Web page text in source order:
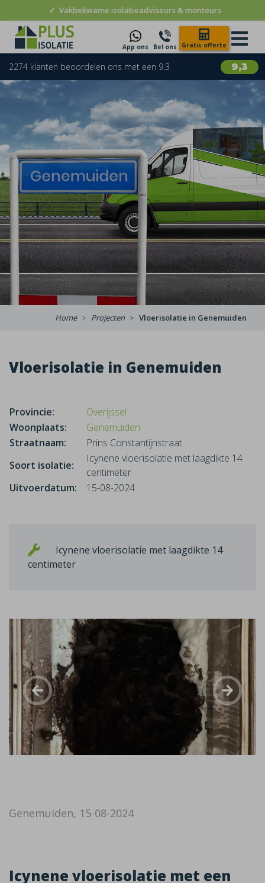
✓ Vakbekwame isolatieadviseurs & monteurs
App ons Bel ons Gratis offerte
9,3
2274 klanten beoordelen ons met een 9.3
Home Projecten Vloerisolatie in Genemuiden
Vloerisolatie in Genemuiden
Provincie:
Overijssel
Woonplaats:
Genemuiden
Straatnaam:
Prins Constantijnstraat
Soort isolatie:
Icynene vloerisolatie met laagdikte 14
centimeter
Uitvoerdatum:
15-08-2024
Icynene vloerisolatie met laagdikte 14
centimeter
Genemuiden, 15-08-2024
Icynene vloerisolatie met een